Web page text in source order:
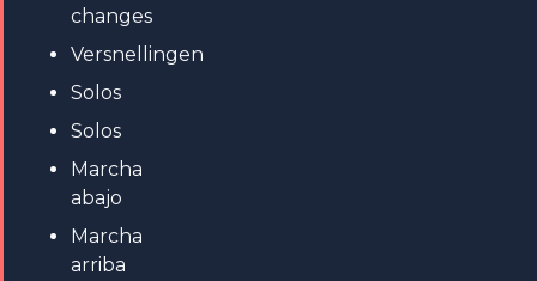
changes
Versnellingen
Solos
Solos
Marcha
abajo
Marcha
arriba